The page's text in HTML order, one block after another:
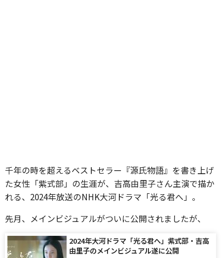
千年の時を超えるベストセラー『源氏物語』を書き上げ
た女性「紫式部」の生涯が、吉高由里子さん主演で描か
れる、2024年放送のNHK大河ドラマ「光る君へ」。
先月、メインビジュアルがついに公開されましたが、
2024年大河ドラマ「光る君へ」紫式部・吉高
由里子のメインビジュアル遂に公開